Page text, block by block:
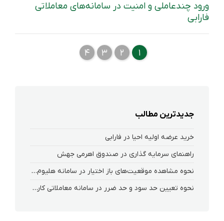
ورود چندعاملی و امنیت در سامانه‌های معاملاتی
فارابی
١ ٢ ٣ ۴
جدیدترین مطالب
خرید عرضه اولیه احیا در فارابی
راهنمای سرمایه گذاری در صندوق اهرمی جهش
نحوه‌ مشاهده‌ موقعیت‌های باز اختیار در سامانه هلیوم و نکست
نحوه تعیین حد سود و حد ضرر در سامانه معاملاتی کارگزاری فارابی